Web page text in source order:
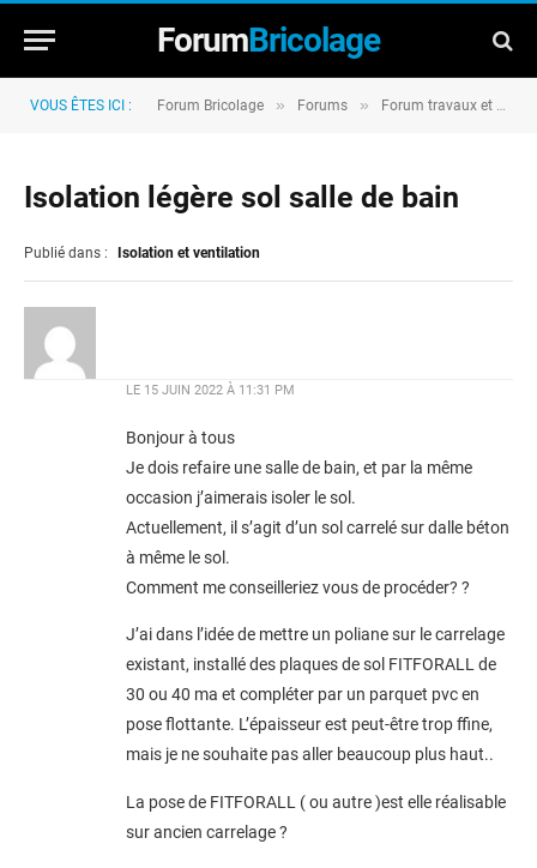
ForumBricolage
VOUS ÊTES ICI : Forum Bricolage » Forums » Forum travaux et rénovation
Isolation légère sol salle de bain
Publié dans : Isolation et ventilation
LE 15 JUIN 2022 À 11:31 PM
Bonjour à tous
Je dois refaire une salle de bain, et par la même
occasion j’aimerais isoler le sol.
Actuellement, il s’agit d’un sol carrelé sur dalle béton
à même le sol.
Comment me conseilleriez vous de procéder? ?
J’ai dans l’idée de mettre un poliane sur le carrelage
existant, installé des plaques de sol FITFORALL de
30 ou 40 ma et compléter par un parquet pvc en
pose flottante. L’épaisseur est peut-être trop ffine,
mais je ne souhaite pas aller beaucoup plus haut..
La pose de FITFORALL ( ou autre )est elle réalisable
sur ancien carrelage ?